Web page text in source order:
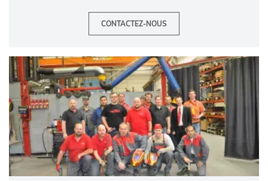
CONTACTEZ-NOUS